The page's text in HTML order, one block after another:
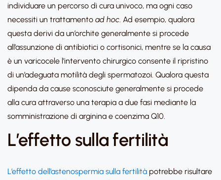
individuare un percorso di cura univoco, ma ogni caso
necessiti un trattamento ad hoc. Ad esempio, qualora
questa derivi da un’orchite generalmente si procede
all’assunzione di antibiotici o cortisonici, mentre se la causa
è un varicocele l’intervento chirurgico consente il ripristino
di un’adeguata motilità degli spermatozoi. Qualora questa
dipenda da cause sconosciute generalmente si procede
alla cura attraverso una terapia a due fasi mediante la
somministrazione di arginina e coenzima Q10.
L’effetto sulla fertilità
L’effetto dell’astenospermia sulla fertilità potrebbe risultare